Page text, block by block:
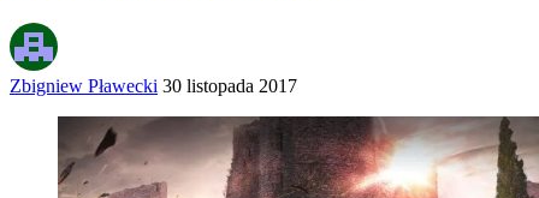
Zbigniew Pławecki 30 listopada 2017